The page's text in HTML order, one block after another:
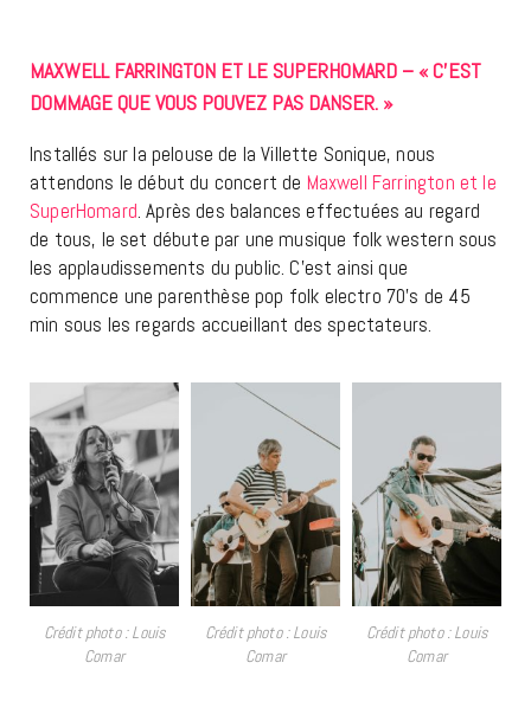
MAXWELL FARRINGTON ET LE SUPERHOMARD – « C’EST
DOMMAGE QUE VOUS POUVEZ PAS DANSER. »
Installés sur la pelouse de la Villette Sonique, nous
attendons le début du concert de Maxwell Farrington et le
SuperHomard. Après des balances effectuées au regard
de tous, le set débute par une musique folk western sous
les applaudissements du public. C’est ainsi que
commence une parenthèse pop folk electro 70’s de 45
min sous les regards accueillant des spectateurs.
Crédit photo : Louis
Comar
Crédit photo : Louis
Comar
Crédit photo : Louis
Comar